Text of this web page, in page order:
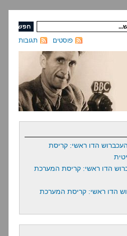
תגובות פוסטים
הדו ראשי: קריסת
הדו ראשי: קריסת המערכת
הדו ראשי: קריסת המערכת